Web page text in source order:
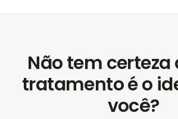
Não tem certeza
tratamento é o
você?